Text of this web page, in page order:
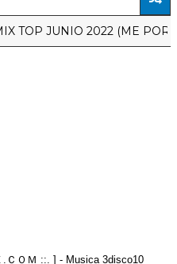
JUNIO 2022 (ME PORTO